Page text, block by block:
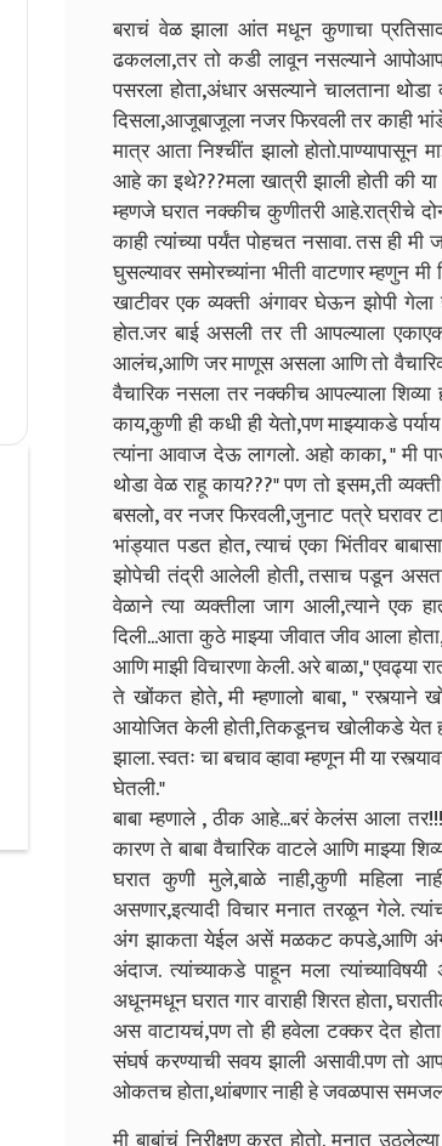
बराचं वेळ झाला आंतमधून कुणाचा
ढकलला,तर तो कडी लावून नसल्याने
पसरला होता,अंधार असल्याने चालताना
दिसला,आजूबाजूला नजर फिरवली तर काही
मात्र आता निश्चींत झालो
आहे का इथे???मला खात्री झाली होती की
म्हणजे घरात नक्कीच कुणीतरी आहे.रात्रीचे
काही त्यांच्या पर्यंत पोहचत नसावा. तस
घुसल्यावर समोरच्यांना भीती वाटणार म्हणुन
खाटीवर एक व्यक्ती अंगावर घेऊन झोपी
होत.जर बाई असली तर ती आपल्याला एकाएक
आलंच,आणि जर माणूस असला आणि तो
वैचारिक नसला तर नक्कीच आपल्याला
काय,कुणी ही कधी ही येतो,पण माझ्याकडे
त्यांना आवाज देऊ लागलो. अहो काका, " मी
थोडा वेळ राहू काय???" पण तो इसम,ती
बसलो, वर नजर फिरवली,जुनाट पत्रे घरावर
भांड्यात पडत होत, त्याचं एका भिंतीवर
झोपेची तंद्री आलेली होती, तसाच पडून
वेळाने त्या व्यक्तीला जाग आली,त्याने
दिली...आता कुठे माझ्या जीवात जीव आला
आणि माझी विचारणा केली. अरे बाळा,"
ते खोंकत होते,मी म्हणालो बाबा, " रस्त्याने
आयोजित केली होती,तिकडूनच खोलीकडे येत
झाला. स्वतः चा बचाव व्हावा म्हणून मी या
घेतली."
बाबा म्हणाले , ठीक आहे...बरं केलंस आला तर!!!
कारण ते बाबा वैचारिक वाटले आणि माझ्या
घरात कुणी मुले,बाळे नाही,कुणी महिला
असणार,इत्यादी विचार मनात तरळून गेले.
अंग झाकता येईल असें मळकट कपडे,आणि
अंदाज. त्यांच्याकडे पाहून मला
अधूनमधून घरात गार वाराही शिरत होता,
अस वाटायचं,पण तो ही हवेला टक्कर देत होता,
संघर्ष करण्याची सवय झाली असावी.पण तो
ओकतच होता,थांबणार नाही हे जवळपास